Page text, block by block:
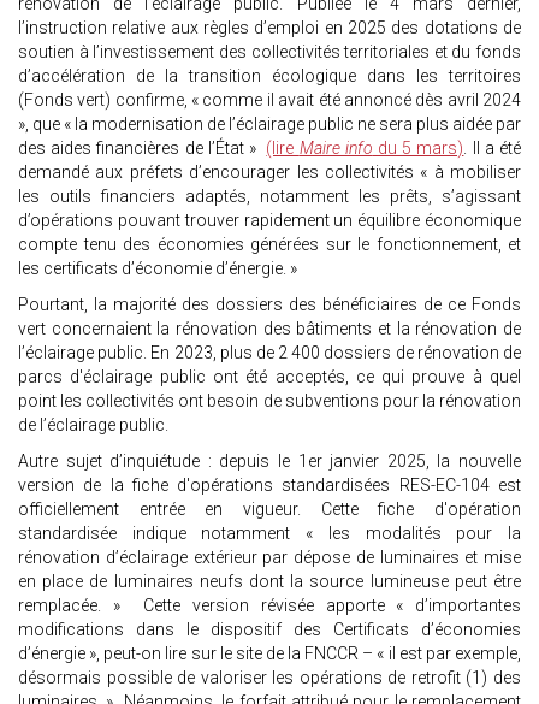
rénovation de l’éclairage public. Publiée le 4 mars dernier,
l’instruction relative aux règles d’emploi en 2025 des dotations de
soutien à l’investissement des collectivités territoriales et du fonds
d’accélération de la transition écologique dans les territoires
(Fonds vert) confirme, « comme il avait été annoncé dès avril 2024
», que « la modernisation de l’éclairage public ne sera plus aidée par
des aides financières de l’État » (lire Maire info du 5 mars). Il a été
demandé aux préfets d’encourager les collectivités « à mobiliser
les outils financiers adaptés, notamment les prêts, s’agissant
d’opérations pouvant trouver rapidement un équilibre économique
compte tenu des économies générées sur le fonctionnement, et
les certificats d’économie d’énergie. »
Pourtant, la majorité des dossiers des bénéficiaires de ce Fonds
vert concernaient la rénovation des bâtiments et la rénovation de
l’éclairage public. En 2023, plus de 2 400 dossiers de rénovation de
parcs d'éclairage public ont été acceptés, ce qui prouve à quel
point les collectivités ont besoin de subventions pour la rénovation
de l’éclairage public.
Autre sujet d’inquiétude : depuis le 1er janvier 2025, la nouvelle
version de la fiche d'opérations standardisées RES-EC-104 est
officiellement entrée en vigueur. Cette fiche d'opération
standardisée indique notamment « les modalités pour la
rénovation d’éclairage extérieur par dépose de luminaires et mise
en place de luminaires neufs dont la source lumineuse peut être
remplacée. » Cette version révisée apporte « d’importantes
modifications dans le dispositif des Certificats d’économies
d’énergie », peut-on lire sur le site de la FNCCR – « il est par exemple,
désormais possible de valoriser les opérations de retrofit (1) des